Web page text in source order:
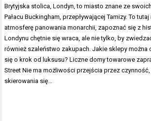
Brytyjska stolica, Londyn, to miasto znane ze
Pałacu Buckingham, przepływającej Tamizy. To
atmosferę panowania monarchii, zapoznać się z
Londynu chętnie się wraca, ale nie tylko, by
również szaleństwo zakupach. Jakie sklepy
się o krok od luksusu? Liczne domy towarowe
Street Nie ma możliwości przejścia przez
skierowania się…